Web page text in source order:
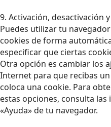
9. Activación, desactivación
Puedes utilizar tu
cookies de forma
especificar que ciertas
Otra opción es cambiar los
Internet para que recibas
coloca una cookie. Para
estas opciones, consulta
«Ayuda» de tu navegador.